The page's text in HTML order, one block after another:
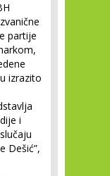
partije
izrazito
i
Dešić”,